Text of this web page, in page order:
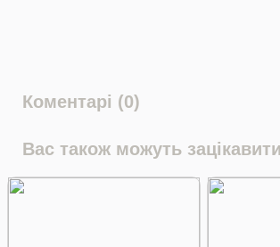
Коментарі (0)
Вас також можуть зацікавити